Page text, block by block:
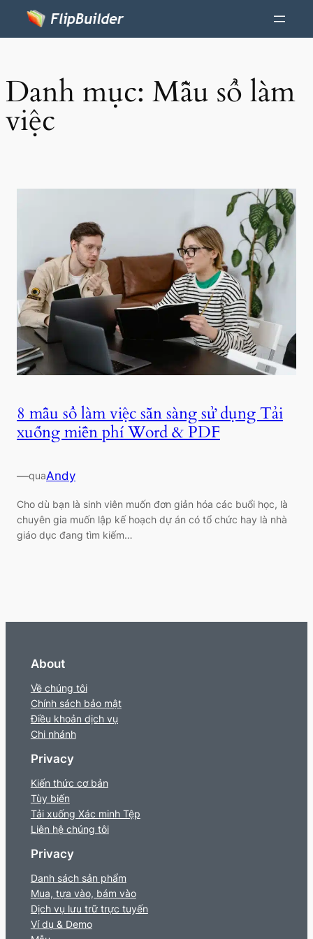
Danh mục: Mẫu sổ làm
việc
8 mẫu sổ làm việc sẵn sàng sử dụng Tải
xuống miễn phí Word & PDF
—quaAndy
Cho dù bạn là sinh viên muốn đơn giản hóa các buổi học, là
chuyên gia muốn lập kế hoạch dự án có tổ chức hay là nhà
giáo dục đang tìm kiếm…
About
Về chúng tôi
Chính sách bảo mật
Điều khoản dịch vụ
Chi nhánh
Privacy
Kiến thức cơ bản
Tùy biến
Tải xuống Xác minh Tệp
Liên hệ chúng tôi
Privacy
Danh sách sản phẩm
Mua, tựa vào, bám vào
Dịch vụ lưu trữ trực tuyến
Ví dụ & Demo